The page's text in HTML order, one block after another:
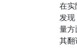
在
发
量
其翻